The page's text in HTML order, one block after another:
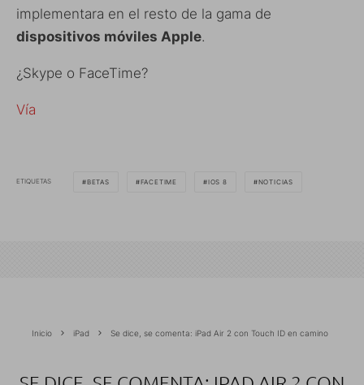
implementara en el resto de la gama de
dispositivos móviles Apple.
¿Skype o FaceTime?
Vía
ETIQUETAS BETAS FACETIME IOS 8 NOTICIAS
Inicio iPad Se dice, se comenta: iPad Air 2 con Touch ID en camino